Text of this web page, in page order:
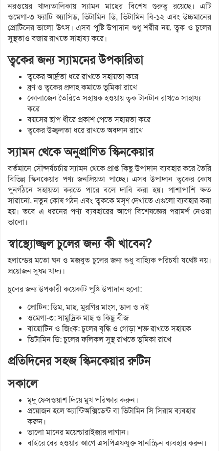
নরওয়ের খাদ্যতালিকায় স্যামন মাছের বিশেষ গুরুত্ব রয়েছে। এটি
ওমেগা-৩ ফ্যাটি অ্যাসিড, ভিটামিন ডি, ভিটামিন বি-১২ এবং উচ্চমানের
প্রোটিনের ভালো উৎস। এসব পুষ্টি উপাদান শুধু শরীর নয়, ত্বক ও চুলের
সুস্থতাও বজায় রাখতে সাহায্য করে।
ত্বকের জন্য স্যামনের উপকারিতা
ত্বকের আর্দ্রতা ধরে রাখতে সহায়তা করে
ব্রণ ও ত্বকের প্রদাহ কমাতে ভূমিকা রাখে
কোলাজেন তৈরিতে সহায়ক হওয়ায় ত্বক টানটান রাখতে সাহায্য
করে
বয়সের ছাপ ধীরে প্রকাশ পেতে সহায়তা করে
ত্বকের উজ্জ্বলতা ধরে রাখতে অবদান রাখে
স্যামন থেকে অনুপ্রাণিত স্কিনকেয়ার
বর্তমানে সৌন্দর্যচর্চায় স্যামন থেকে প্রাপ্ত কিছু উপাদান ব্যবহার করে তৈরি
বিভিন্ন স্কিনকেয়ার পণ্য জনপ্রিয়তা পাচ্ছে। এসব উপাদান ত্বকের কোষ
পুনর্গঠনে সহায়তা করতে পারে বলে দাবি করা হয়। পাশাপাশি ক্ষত
সারানো, নতুন কোষ গঠন এবং ত্বককে মসৃণ দেখাতে এগুলো ব্যবহার করা
হয়। তবে এ ধরনের পণ্য ব্যবহারের আগে বিশেষজ্ঞের পরামর্শ নেওয়া
ভালো।
স্বাস্থ্যোজ্জ্বল চুলের জন্য কী খাবেন?
হলান্ডের মতো ঘন ও মজবুত চুলের জন্য শুধু বাহ্যিক পরিচর্যা যথেষ্ট নয়।
প্রয়োজন সুষম খাদ্য।
চুলের জন্য উপকারী কয়েকটি পুষ্টি উপাদান হলো:
প্রোটিন: ডিম, মাছ, মুরগির মাংস, ডাল ও দই
ওমেগা-৩: সামুদ্রিক মাছ ও কিছু বীজ
বায়োটিন ও জিংক: চুলের বৃদ্ধি ও গোড়া শক্ত রাখতে সহায়ক
ভিটামিন ডি: চুলের ফলিকল সুস্থ রাখতে ভূমিকা রাখে
প্রতিদিনের সহজ স্কিনকেয়ার রুটিন
সকালে
মৃদু ফেসওয়াশ দিয়ে মুখ পরিষ্কার করুন।
প্রয়োজন হলে অ্যান্টিঅক্সিডেন্ট বা ভিটামিন সি সিরাম ব্যবহার
করুন।
ভালো মানের ময়েশ্চারাইজার লাগান।
বাইরে বের হওয়ার আগে এসপিএফযুক্ত সানস্ক্রিন ব্যবহার করুন।